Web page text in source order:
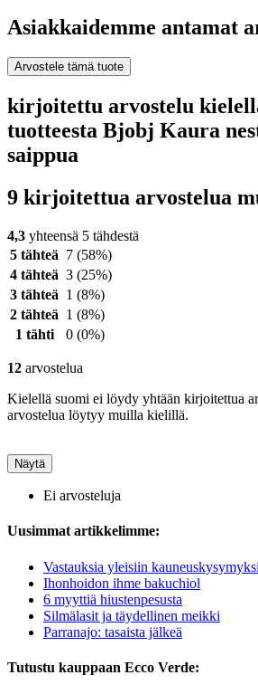
Asiakkaidemme antamat
Arvostele tämä tuote
kirjoitettu arvostelu
tuotteesta Bjobj Kaura
saippua
9 kirjoitettua arvostelua
4,3 yhteensä 5 tähdestä
5 tähteä 7 (58%)
4 tähteä 3 (25%)
3 tähteä 1 (8%)
2 tähteä 1 (8%)
1 tähti
0 (0%)
12 arvostelua
Kielellä suomi ei löydy yhtään kirjoitettua
arvostelua löytyy muilla kielillä.
Näytä
Ei arvosteluja
Uusimmat artikkelimme:
Vastauksia yleisiin
Ihonhoidon ihme bakuchiol
6 myyttiä hiustenpesusta
Silmälasit ja täydellinen meikki
Parranajo: tasaista jälkeä
Tutustu kauppaan Ecco Verde: